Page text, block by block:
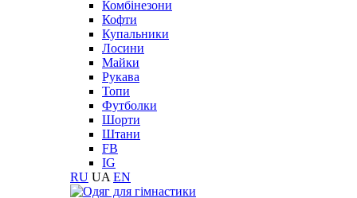
Комбінезони
Кофти
Купальники
Лосини
Майки
Рукава
Топи
Футболки
Шорти
Штани
FB
IG
RU UA EN